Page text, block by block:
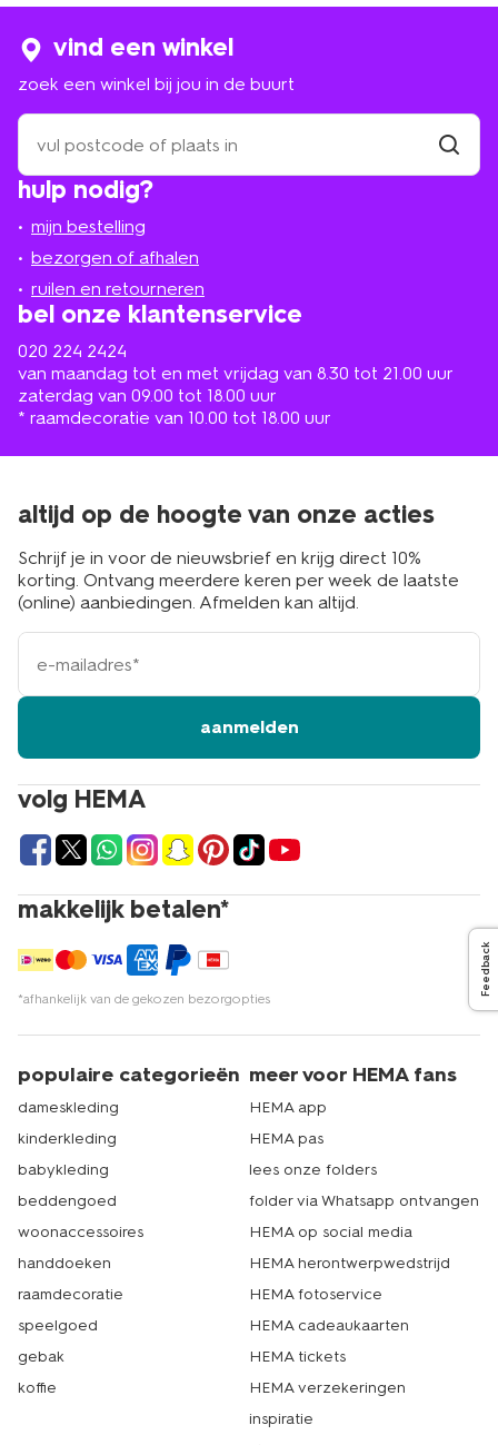
hulp nodig?
mijn bestelling
bezorgen of afhalen
ruilen en retourneren
bel onze klantenservice
020 224 2424
van maandag tot en met vrijdag van 8.30 tot 21.00 uur
zaterdag van 09.00 tot 18.00 uur
* raamdecoratie van 10.00 tot 18.00 uur
vind een winkel
zoek een winkel bij jou in de buurt
zoek
een
winkel
bij
in
de
buurt
volg HEMA
makkelijk betalen*
*afhankelijk van de gekozen bezorgopties
altijd op de hoogte van onze acties
Schrijf je in voor de nieuwsbrief en krijg direct 10%
korting. Ontvang meerdere keren per week de laatste
(online) aanbiedingen. Afmelden kan altijd.
e-
mailadres
aanmelden
populaire categorieën
dameskleding
kinderkleding
babykleding
beddengoed
woonaccessoires
handdoeken
raamdecoratie
speelgoed
gebak
koffie
meer voor HEMA fans
HEMA app
HEMA pas
lees onze folders
folder via Whatsapp ontvangen
HEMA op social media
HEMA herontwerpwedstrijd
HEMA fotoservice
HEMA cadeaukaarten
HEMA tickets
HEMA verzekeringen
inspiratie
Feedback